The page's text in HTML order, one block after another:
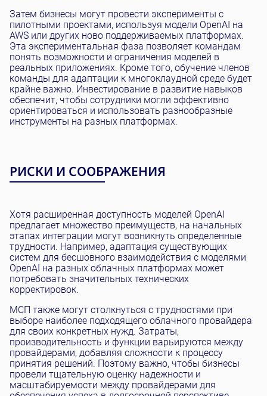
Затем бизнесы могут провести эксперименты с
пилотными проектами, используя модели OpenAI на
AWS или других ново поддерживаемых платформах.
Эта экспериментальная фаза позволяет командам
понять возможности и ограничения моделей в
реальных приложениях. Кроме того, обучение членов
команды для адаптации к многоклаудной среде будет
крайне важно. Инвестирование в развитие навыков
обеспечит, чтобы сотрудники могли эффективно
ориентироваться и использовать разнообразные
инструменты на разных платформах.
РИСКИ И СООБРАЖЕНИЯ
Хотя расширенная доступность моделей OpenAI
предлагает множество преимуществ, на начальных
этапах интеграции могут возникнуть определенные
трудности. Например, адаптация существующих
систем для бесшовного взаимодействия с моделями
OpenAI на разных облачных платформах может
потребовать значительных технических
корректировок.
МСП также могут столкнуться с трудностями при
выборе наиболее подходящего облачного провайдера
для своих конкретных нужд. Затраты,
производительность и функции варьируются между
провайдерами, добавляя сложности к процессу
принятия решений. Поэтому важно, чтобы бизнесы
провели тщательную оценку надежности и
масштабируемости между провайдерами для